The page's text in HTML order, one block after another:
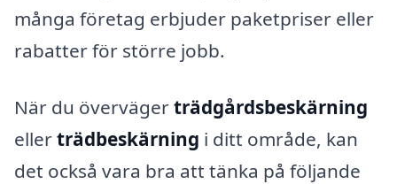
många företag erbjuder paketpriser eller
rabatter för större jobb.
När du övervägerträdgårdsbeskärning
ellerträdbeskärning i ditt område, kan
det också vara bra att tänka på följande